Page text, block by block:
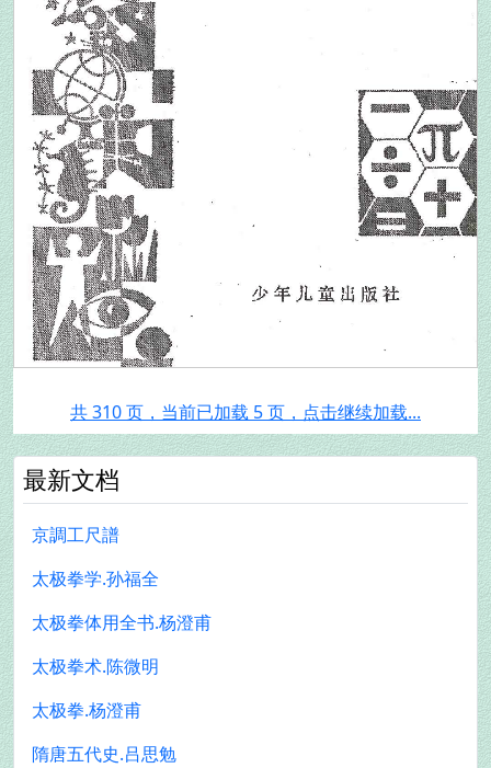
共 310 页，当前已加载 5 页，点击继续加载...
最新文档
京調工尺譜
太极拳学.孙福全
太极拳体用全书.杨澄甫
太极拳术.陈微明
太极拳.杨澄甫
隋唐五代史.吕思勉